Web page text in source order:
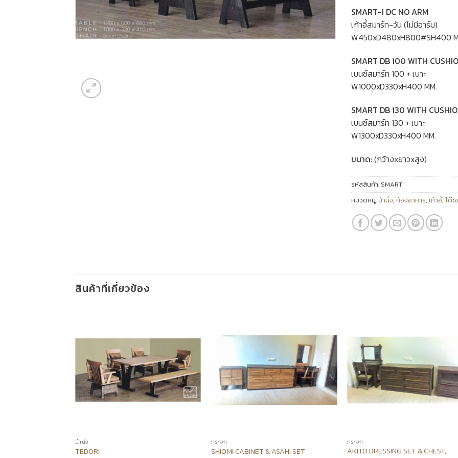
SMART-I DC NO ARM
เก้าอี้สมาร์ท-วัน (ไม่มีอาร์ม)
W450xD480xH800#SH400
SMART DB 100 WITH
เบนซ์สมาร์ท 100 + เบาะ
W1000xD330xH400 MM.
SMART DB 130 WITH
เบนซ์สมาร์ท 130 + เบาะ
W1300xD330xH400 MM.
ขนาด:(กว้างxยาวxสูง)
รหัสสินค้า: SMART
หมวดหมู่: ม้านั่ง, ห้องอาหาร, เก้าอี้, โต๊ะ
สินค้าที่เกี่ยวข้อง
ม้านั่ง
TEDORI
กระจก
SHIOMI CABINET & ASAHI SET
กระจก
AKITO DRESSING SET & CHEST,